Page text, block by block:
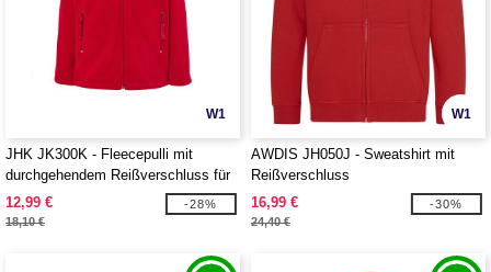
W1
JHK JK300K - Fleecepulli mit
durchgehendem Reißverschluss für
Kinder
12,99 €
18,10 €
-28%
W1
AWDIS JH050J - Sweatshirt mit
Reißverschluss
16,99 €
24,40 €
-30%